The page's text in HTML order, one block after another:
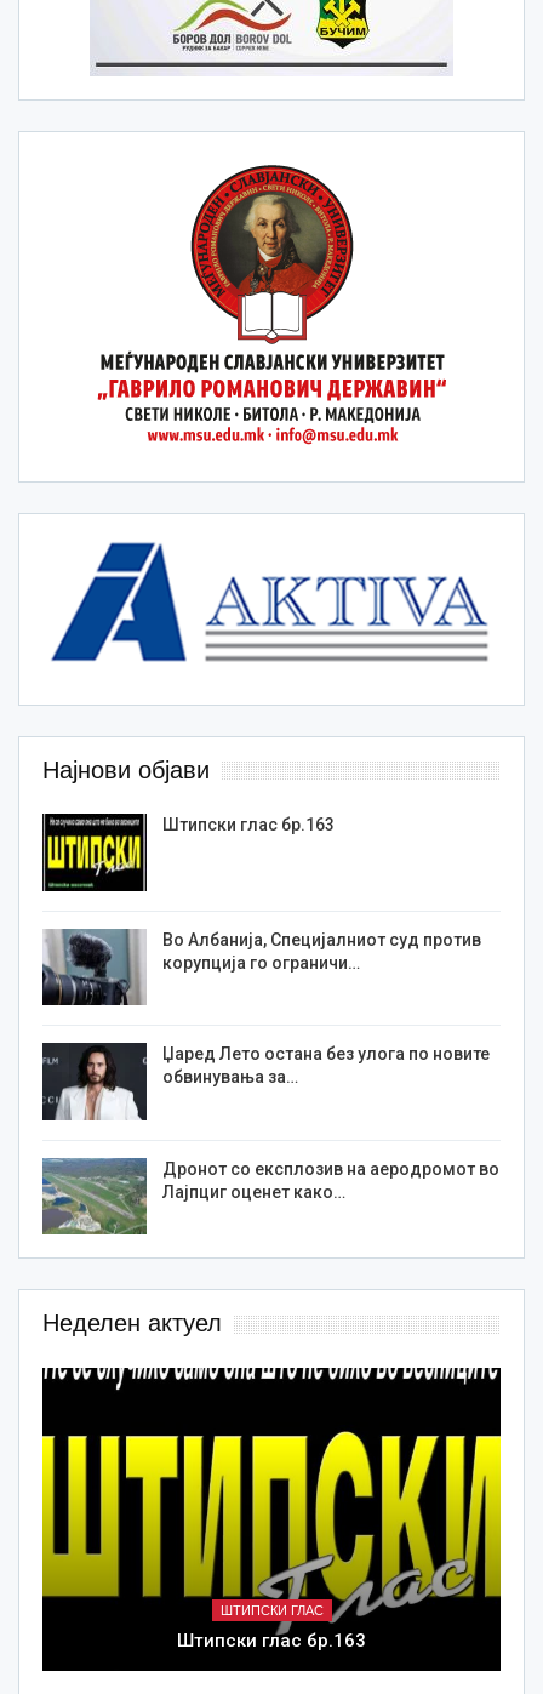
Најнови објави
Штипски глас бр.163
Во Албанија, Специјалниот суд против
корупција го ограничи…
Џаред Лето остана без улога по новите
обвинувања за…
Дронот со експлозив на аеродромот во
Лајпциг оценет како…
Неделен актуел
ШТИПСКИ ГЛАС
Штипски глас бр.163